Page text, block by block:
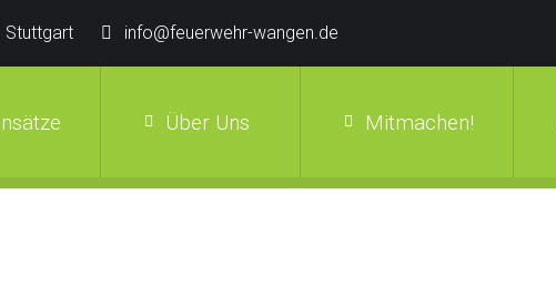
Stuttgart info@feuerwehr-wangen.de
Über Uns Mitmachen!